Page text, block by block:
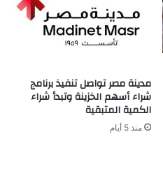
مدينة مصر تواصل تنفيذ برنامج
شراء أسهم الخزينة وتبدأ شراء
الكمية المتبقية
منذ 5 أيام